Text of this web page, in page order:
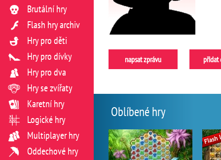
napsat zprávu přidat
Oblíbené hry
Brutální hry
Flash hry archiv
Hry pro děti
Hry pro dívky
Hry pro dva
Hry se zvířaty
Karetní hry
Logické hry
Multiplayer hry
Oddechové hry